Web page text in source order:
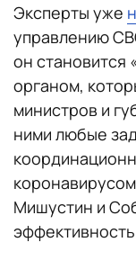
Эксперты уже
управлению
он становится
органом,
министров и
ними любые
Мишустин и